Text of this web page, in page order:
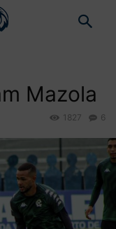
Mazola
6
1827